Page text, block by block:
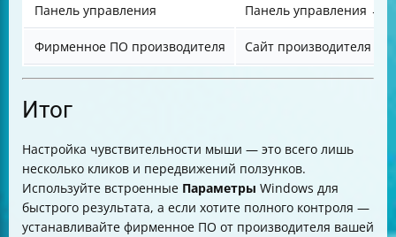
Панель управления Панель управления →
Фирменное ПО производителя Сайт производителя
Итог
Настройка чувствительности мыши — это всего лишь
несколько кликов и передвижений ползунков.
Используйте встроенные Параметры Windows для
быстрого результата, а если хотите полного контроля —
устанавливайте фирменное ПО от производителя вашей